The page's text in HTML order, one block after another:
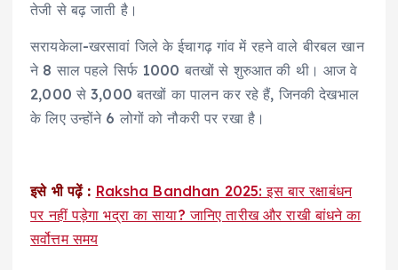
तेजी से बढ़ जाती है।
सरायकेला-खरसावां जिले के ईचागढ़ गांव में रहने वाले बीरबल खान
ने 8 साल पहले सिर्फ 1000 बतखों से शुरुआत की थी। आज वे
2,000 से 3,000 बतखों का पालन कर रहे हैं, जिनकी देखभाल
के लिए उन्होंने 6 लोगों को नौकरी पर रखा है।
इसे भी पढ़ें : Raksha Bandhan 2025: इस बार रक्षाबंधन
पर नहीं पड़ेगा भद्रा का साया? जानिए तारीख और राखी बांधने का
सर्वोत्तम समय